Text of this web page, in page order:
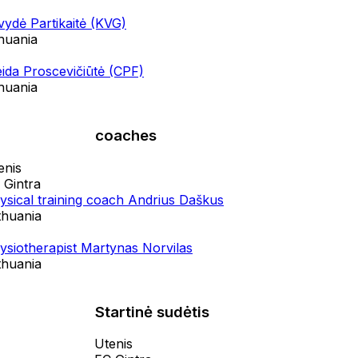
Partikaitė (KVG)
Proscevičiūtė (CPF)
coaches
Gintra
training coach Andrius Daškus
Martynas Norvilas
Startinė sudėtis
Utenis